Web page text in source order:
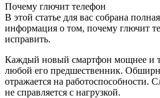
Почему глючит телефон
В этой статье для вас собрана
информация о том, почему глючит
исправить.
Каждый новый смартфон мощнее и
любой его предшественник.
отражается на работоспособности.
не справляется с нагрузкой.